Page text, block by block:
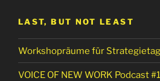
LAST, BUT NOT LEAST
Workshopräume für
VOICE OF NEW WORK Podcast